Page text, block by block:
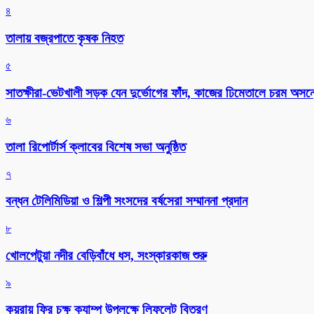
৪
তালায় বজ্রপাতে কৃষক নিহত
৫
সাতক্ষীরা-ভেটখালী সড়ক যেন দুর্ভোগের ফাঁদ, কাজের ঢিমেতালে চরম
৬
‎তালা রিপোর্টার্স ক্লাবের বিশেষ সভা অনুষ্ঠিত
৭
বন্ধন টেলিমিডিয়া ও শিল্পী সংসদের বর্ষসেরা সম্মাননা প্রদান
৮
খোলপেটুয়া নদীর বেড়িবাঁধে ধস, সংস্কারকাজ শুরু
৯
কয়রায় ফ্রি চক্ষু ক্যাম্প উপলক্ষে লিফলেট বিতরণ